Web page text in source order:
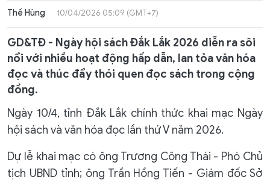
Thế Hùng 10/04/2026 05:09 (GMT+7)
GD&TĐ - Ngày hội sách Đắk Lắk 2026 diễn ra sôi
nổi với nhiều hoạt động hấp dẫn, lan tỏa văn hóa
đọc và thúc đẩy thói quen đọc sách trong cộng
đồng.
Ngày 10/4, tỉnh Đắk Lắk chính thức khai mạc Ngày
hội sách và văn hóa đọc lần thứ V năm 2026.
Dự lễ khai mạc có ông Trương Công Thái - Phó Chủ
tịch UBND tỉnh; ông Trần Hồng Tiến - Giám đốc Sở